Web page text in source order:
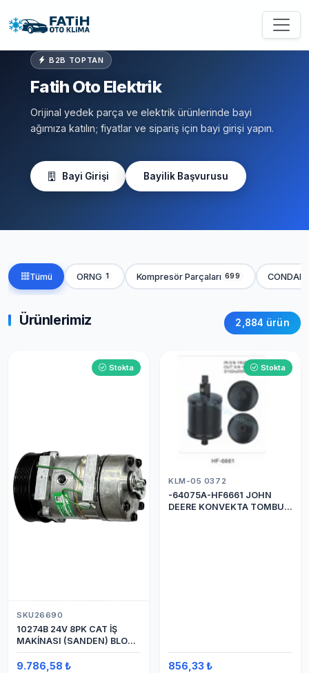
B2B TOPTAN
Fatih Oto Elektrik
Orijinal yedek parça ve elektrik ürünlerinde bayi
ağımıza katılın; fiyatlar ve sipariş için bayi girişi yapın.
Bayi Girişi Bayilik Başvurusu
Tümü ORNG 1 Kompresör Parçaları 699
Ürünlerimiz 2,884 ürün
Stokta
SKU26690
10274B 24V 8PK CAT İŞ
MAKİNASI (SANDEN) BLOK
SAPLAMALI KLİMA
KOMPRESÖRÜ 7H15
9.786,58 ₺
Stokta
KLM-05 0372
-64075A-HF6661 JOHN
DEERE KONVEKTA TOMBUL
856,33 ₺